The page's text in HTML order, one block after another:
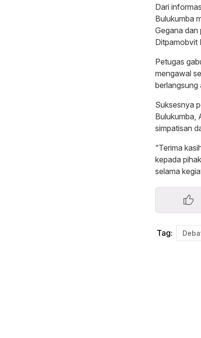
Dari
Bulukumba
Gegana dan
Ditpamobvit
Petugas
mengawal
berlangsung
Suksesnya
Bulukumba,
simpatisan
“Terima
kepada
selama
Tag: